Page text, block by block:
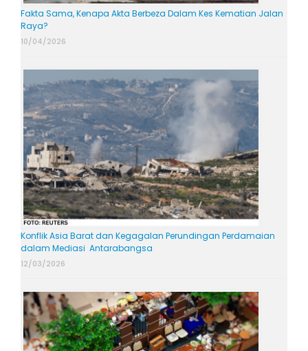
Fakta Sama, Kenapa Akta Berbeza Dalam Kes Kematian Jalan
Raya?
10/04/2026
Konflik Asia Barat dan Kegagalan Perundingan Perdamaian
dalam Mediasi Antarabangsa
12/03/2026